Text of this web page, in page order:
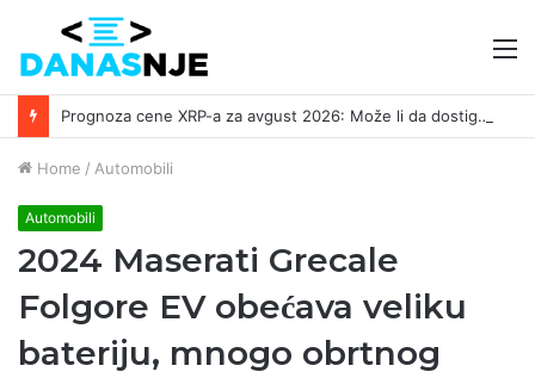
Prognoza cene XRP-a za avgust 2026: Može li da dostigne 1,50 dolara? ￼
Home / Automobili
Automobili
2024 Maserati Grecale
Folgore EV obećava veliku
bateriju, mnogo obrtnog